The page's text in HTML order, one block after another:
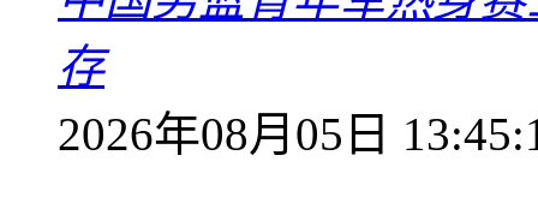
存
2026年08月05日